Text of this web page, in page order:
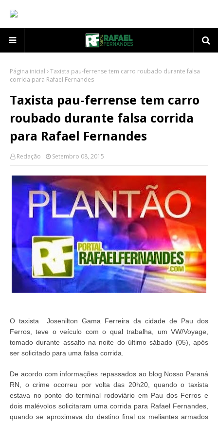
Página inicial
Taxista pau-ferrense tem carro roubado durante falsa
corrida para Rafael Fernandes
Taxista pau-ferrense tem carro
roubado durante falsa corrida
para Rafael Fernandes
Redação Setembro 08, 2015
O taxista Josenilton Gama Ferreira da cidade de Pau dos
Ferros, teve o veículo com o qual trabalha, um VW/Voyage,
tomado durante assalto na noite do último sábado (05), após
ser solicitado para uma falsa corrida.
De acordo com informações repassados ao blog Nosso Paraná
RN, o crime ocorreu por volta das 20h20, quando o taxista
estava no ponto do terminal rodoviário em Pau dos Ferros e
dois malévolos solicitaram uma corrida para Rafael Fernandes,
quando se aproximava do destino final os meliantes armados